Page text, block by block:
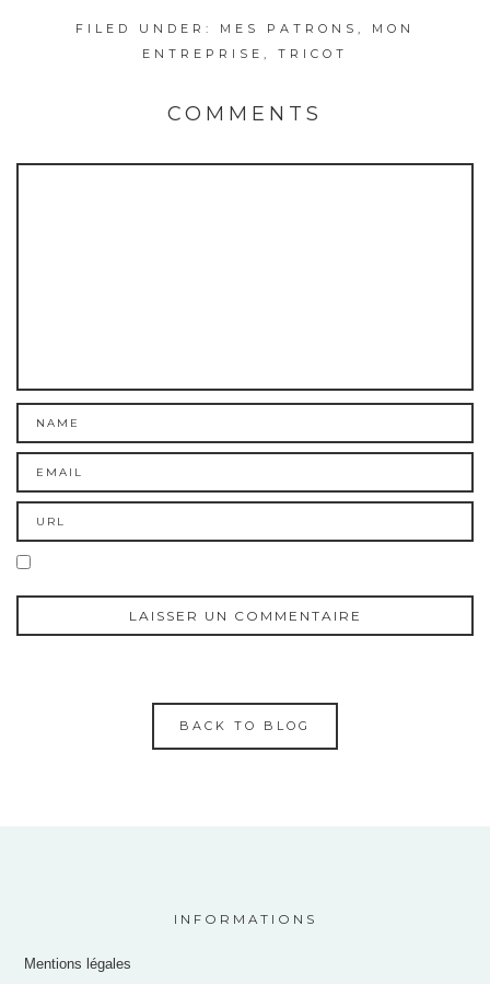
FILED UNDER: MES PATRONS
MON
ENTREPRISE
TRICOT
COMMENTS
BACK TO BLOG
INFORMATIONS
Mentions légales